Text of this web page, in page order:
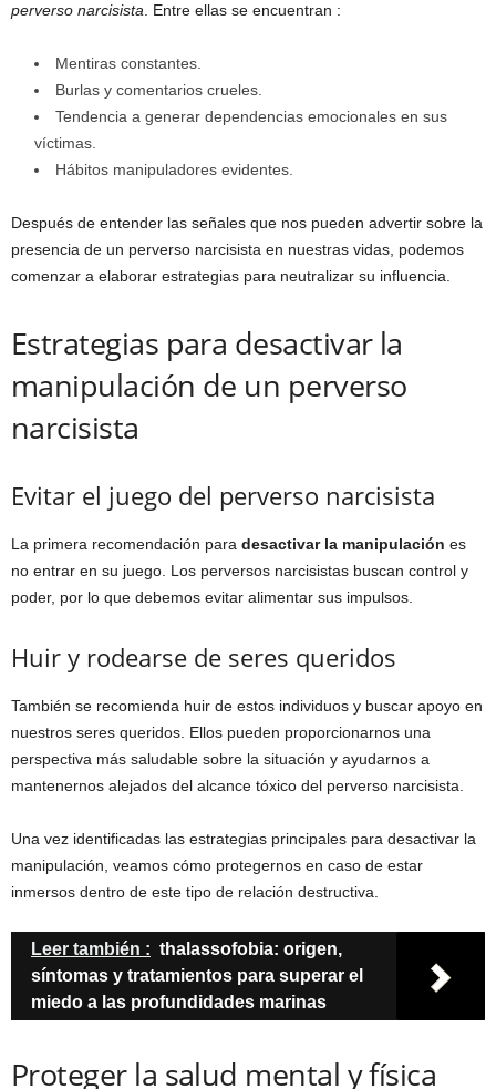
perverso narcisista . Entre ellas se encuentran :
Mentiras constantes.
Burlas y comentarios crueles.
Tendencia a generar dependencias emocionales en sus
víctimas.
Hábitos manipuladores evidentes.
Después de entender las señales que nos pueden advertir sobre la
presencia de un perverso narcisista en nuestras vidas, podemos
comenzar a elaborar estrategias para neutralizar su influencia.
Estrategias para desactivar la
manipulación de un perverso
narcisista
Evitar el juego del perverso narcisista
La primera recomendación para desactivar la manipulación es
no entrar en su juego. Los perversos narcisistas buscan control y
poder, por lo que debemos evitar alimentar sus impulsos.
Huir y rodearse de seres queridos
También se recomienda huir de estos individuos y buscar apoyo en
nuestros seres queridos. Ellos pueden proporcionarnos una
perspectiva más saludable sobre la situación y ayudarnos a
mantenernos alejados del alcance tóxico del perverso narcisista.
Una vez identificadas las estrategias principales para desactivar la
manipulación, veamos cómo protegernos en caso de estar
inmersos dentro de este tipo de relación destructiva.
Leer también : thalassofobia: origen,
síntomas y tratamientos para superar el
miedo a las profundidades marinas
Proteger la salud mental y física